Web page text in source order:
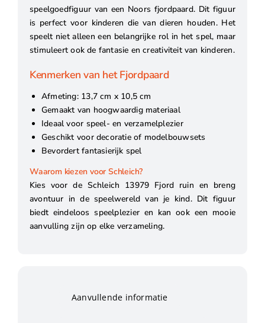
speelgoedfiguur van een Noors fjordpaard. Dit figuur
is perfect voor kinderen die van dieren houden. Het
speelt niet alleen een belangrijke rol in het spel, maar
stimuleert ook de fantasie en creativiteit van kinderen.
Kenmerken van het Fjordpaard
Afmeting: 13,7 cm x 10,5 cm
Gemaakt van hoogwaardig materiaal
Ideaal voor speel- en verzamelplezier
Geschikt voor decoratie of modelbouwsets
Bevordert fantasierijk spel
Waarom kiezen voor Schleich?
Kies voor de Schleich 13979 Fjord ruin en breng
avontuur in de speelwereld van je kind. Dit figuur
biedt eindeloos speelplezier en kan ook een mooie
aanvulling zijn op elke verzameling.
Aanvullende informatie